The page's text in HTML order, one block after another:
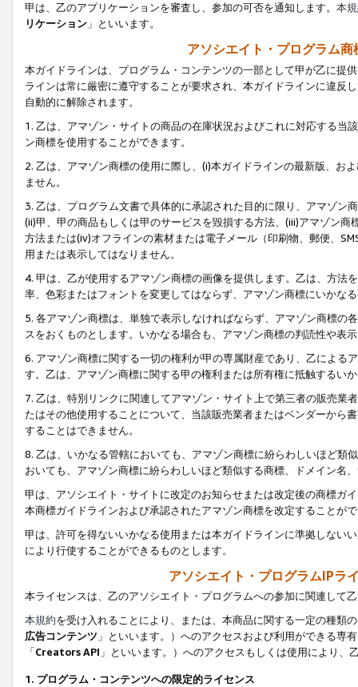
甲は、乙のアプリケーションを審査し、参加の可否を通知します。 本
リケーション 」といいます。
アソシエイト・プログラム
本ガイドラインは、プログラム・コンテンツの一部として甲が乙に提
ラインは常に厳密に遵守することが要求され、本ガイドラインに違反
自動的に解除されます。
1. 乙は、アマゾン・サイトの商品の在庫状況およびこれに対応する
ン商標を使用することができます。
2. 乙は、アマゾン商標の使用に際し、(i)本ガイドラインの最新版、お
ません。
3. 乙は、プログラム文書で具体的に承認された目的に限り、アマゾン
(ii)甲、甲の商品もしくは甲のサービスを毀損する方法、(iii)アマゾン
方法または(iv)オフラインの素材または電子メール（印刷物、郵便、
用または表示してはなりません。
4. 甲は、乙が使用するアマゾン商標の画像を提供します。乙は、方
率、色彩またはフォントを変更してはならず、アマゾン商標にいかな
5. 各アマゾン商標は、単独で表示しなければならず、アマゾン商標
スをおくものとします。いかなる場合も、アマゾン商標の判読性や表
6. アマゾン商標に関する一切の権利が甲の専属財産であり、乙による
す。乙は、アマゾン商標に関する甲の権利または所有権に抵触するい
7. 乙は、特別リンクに関連してアマゾン・サイト上で第三者の販売
たはその他使用することについて、当該販売業者またはベンダーから
することはできません。
8. 乙は、いかなる管轄においても、アマゾン商標に紛らわしいほど類
おいても、アマゾン商標に紛らわしいほど類似する商標、ドメイン名
甲は、アソシエイト・サイトに改定のお知らせまたは改定後の商標ガ
本商標ガイドラインおよび承認されたアマゾン商標を改定することが
甲は、許可を得ないいかなる使用または本ガイドラインに準拠しない
により行使することができるものとします。
アソシエイト・プログラムIPラ
本ライセンスは、乙のアソシエイト・プログラムへの参加に関連して
本規約を受け入れることにより、または、本商品に関する一定の種類
広告コンテンツ 」といいます。）へのアクセスおよび利用ができる専
「Creators API 」といいます。）へのアクセスもしくは使用により
1. プログラム・コンテンツへの限定的ライセンス